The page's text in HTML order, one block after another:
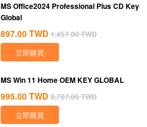
MS Office2024 Professional Plus CD Key
Global
897.00 TWD 1,457.00TWD
立即購買
MS Win 11 Home OEM KEY GLOBAL
995.00 TWD 8,787.00TWD
立即購買